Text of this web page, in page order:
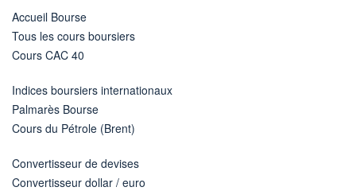
Accueil Bourse
Tous les cours boursiers
Cours CAC 40
Indices boursiers internationaux
Palmarès Bourse
Cours du Pétrole (Brent)
Convertisseur de devises
Convertisseur dollar / euro